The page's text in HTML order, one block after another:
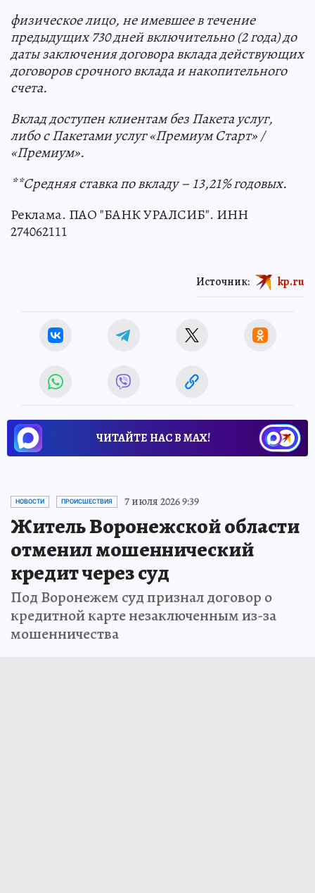
физическое лицо, не имевшее в течение
предыдущих 730 дней включительно (2 года) до
даты заключения договора вклада действующих
договоров срочного вклада и накопительного
счета.
Вклад доступен клиентам без Пакета услуг,
либо с Пакетами услуг «Премиум Старт» /
«Премиум».
**Средняя ставка по вкладу – 13,21% годовых.
Реклама. ПАО "БАНК УРАЛСИБ". ИНН
274062111
Источник: kp.ru
ЧИТАЙТЕ НАС В МАХ!
НОВОСТИ ПРОИСШЕСТВИЯ 7 июля 2026 9:39
Житель Воронежской области
отменил мошеннический
кредит через суд
Под Воронежем суд признал договор о
кредитной карте незаключенным из-за
мошенничества